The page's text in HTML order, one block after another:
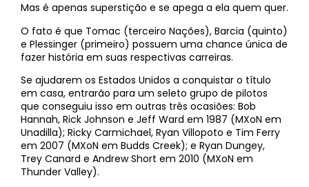
Mas é apenas superstição e se apega a ela quem quer.
O fato é que Tomac (terceiro Nações), Barcia (quinto)
e Plessinger (primeiro) possuem uma chance única de
fazer história em suas respectivas carreiras.
Se ajudarem os Estados Unidos a conquistar o título
em casa, entrarão para um seleto grupo de pilotos
que conseguiu isso em outras três ocasiões: Bob
Hannah, Rick Johnson e Jeff Ward em 1987 (MXoN em
Unadilla); Ricky Carmichael, Ryan Villopoto e Tim Ferry
em 2007 (MXoN em Budds Creek); e Ryan Dungey,
Trey Canard e Andrew Short em 2010 (MXoN em
Thunder Valley).